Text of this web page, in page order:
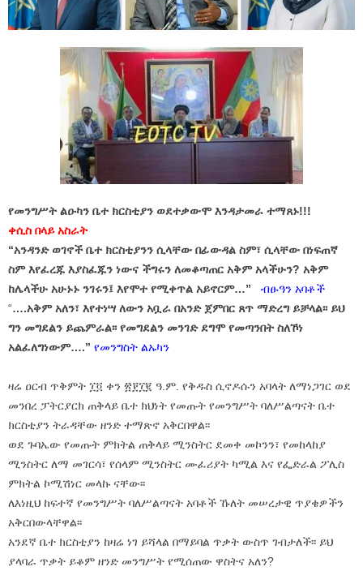
የመንግሥት ልዑካን ቤተ ክርስቲያን ወደተቃውሞ እንዳታመራ ተማጸኑ!!!
ቀሲስ በላይ አስራት
“አንዳንድ ወገኖች ቤተ ክርስቲያንን ሲላቸው በፊውዳል ስም፣ ሲላቸው በነፍጠኛ
ስም እየፈረጁ እያስፈጁን ነውና ችግሩን ለመቆጣጠር አቅም አላችሁን? አቅም
ከሌላችሁ አሁኑኑ ንገሩን፤ እየሞተ የሚቀጥል አይኖርም…” ብፁዓን አባቶች
“….አቅም አለን፣ እየተነሣ ለውን አቧራ በአንድ ጀምበር ጸጥ ማድረግ ይቻላል፡፡ ይህ
ግን መግደልን ይጨምራል፡፡ የመግደልን መንገድ ደግሞ የመጣንበት ስለኾነ
አልፈለግነውም….” የመንግስት ልኡካን
ዛሬ ዐርብ ጥቅምት ፲፬ ቀን ፳፻፲፪ ዓ.ም. የቅዱስ ሲኖዶሱን አባላት ለማነጋገር ወደ
መንበረ ፓትርያርክ ጠቅላይ ቤተ ክህነት የመጡት የመንግሥት ባለሥልጣናት ቤተ
ክርስቲያን ትራዳቸው ዘንድ ተማጽኖ አቅርበዋል፡፡
ወደ ጉባኤው የመጡት ምክትል ጠቅላይ ሚንስትር ደመቀ መኮንን፣ የመከላከያ
ሚንስትር ለማ መገርሳ፣ የሰላም ሚንስትር ሙፈሪያት ካሚል እና የፌድራል ፖሊስ
ምክትል ኮሚሽነር መላኩ ናቸው፡፡
ለእነዚህ ከፍተኛ የመንግሥት ባለሥልጣናት አባቶች ኹለት መሠረታዊ ጥያቄዎችን
አቅርበውላቸዋል፡፡
አንደኛ ቤተ ክርስቲያን ከዛሬ ነገ ይሻላል በማይባል ጥቃት ውስጥ ገብታለች፡፡ ይህ
ያላባራ ጥቃት ይቆም ዘንድ መንግሥት የሚሰጠው ዋስትና አለን?